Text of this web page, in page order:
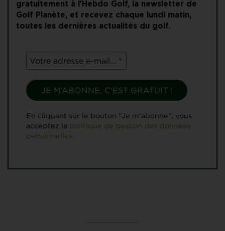
gratuitement à l'Hebdo Golf, la newsletter de
Golf Planète, et recevez chaque lundi matin,
toutes les dernières actualités du golf.
En cliquant sur le bouton "Je m'abonne", vous
acceptez la politique de gestion des données
personnelles.